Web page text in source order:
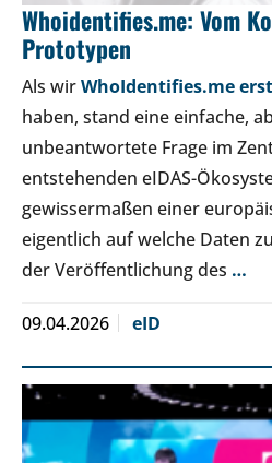
Whoidentifies.me: Vom
Prototypen
Als wirWhoIdentifies.me
haben, stand eine einfache,
unbeantwortete Frage im
entstehenden eIDAS-
gewissermaßen einer
eigentlich auf welche Daten
der Veröffentlichung des …
09.04.2026 eID